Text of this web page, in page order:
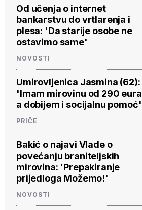
Od učenja o internet
bankarstvu do vrtlarenja i
plesa: 'Da starije osobe ne
ostavimo same'
NOVOSTI
Umirovljenica Jasmina (62):
'Imam mirovinu od 290 eura,
a dobijem i socijalnu pomoć'
PRIČE
Bakić o najavi Vlade o
povećanju braniteljskih
mirovina: 'Prepakiranje
prijedloga Možemo!'
NOVOSTI